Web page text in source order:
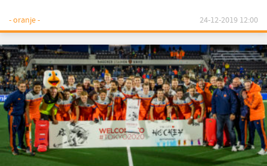
- oranje - 24-12-2019 12:00